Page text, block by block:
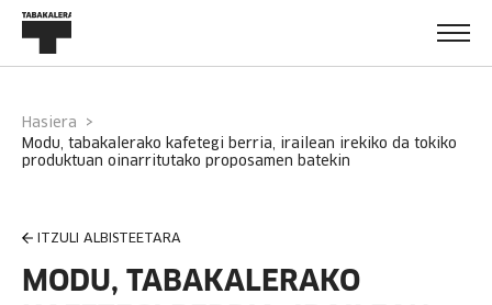
Hasiera
modu, tabakalerako kafetegi berria, irailean irekiko da tokiko
produktuan oinarritutako proposamen batekin
ITZULI ALBISTEETARA
MODU, TABAKALERAKO